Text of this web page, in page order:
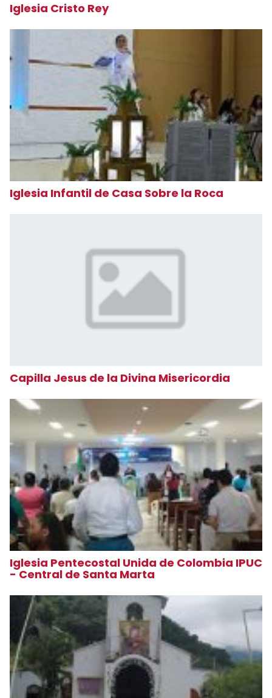
Iglesia Cristo Rey
Iglesia Infantil de Casa Sobre la Roca
Capilla Jesus de la Divina Misericordia
Iglesia Pentecostal Unida de Colombia IPUC
- Central de Santa Marta